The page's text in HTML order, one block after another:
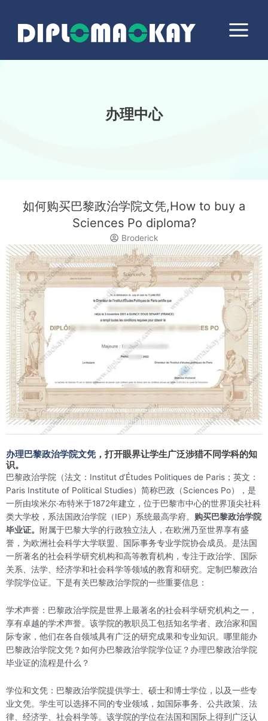
Menu
办理中心
如何购买巴黎政治学院文凭,How to buy a
Sciences Po diploma?
Broderick
办理巴黎政治学院文凭 ，打开眼界让学生广泛涉猎不同学科的知
识。
巴黎政治学院（法文：Institut d’Études Politiques de Paris；英文：
Paris Institute of Political Studies）简称巴政（Sciences Po），是
一所由埃米尔·布特米于1872年建立，位于巴黎市中心的世界顶尖社科
类大学校，系法国政治学院（IEP）系统最高学府。 购买巴黎政治学院
毕业证。
附属于巴黎大学的行政独立法人，在欧洲乃至世界享有盛
誉，为欧洲社会科学大学联盟、国际事务专业学院协会成员。是法国
一所著名的社会科学研究机构和高等教育机构，专注于政治学、国际
关系、法学、经济学和社会科学等领域的教育和研究。定制巴黎政治
学院学位证。下是有关巴黎政治学院的一些重要信息：
学术声誉：巴黎政治学院是世界上最著名的社会科学研究机构之一，
享有卓越的学术声誉。该学院的教职员工包括知名学者、政治家和国
际专家，他们在各自领域具有广泛的研究成果和专业知识。哪里能办
巴黎政治学院文凭？如何办巴黎政治学院学位证？办理巴黎政治学院
毕业证的流程是什么？
学位和文凭：巴黎政治学院提供学士、硕士和博士学位，以及一些专
业文凭。学生可以选择不同的专业领域，如国际事务、公共政策、法
律、经济学、社会科学等。该学院的学位在法国和国际上得到广泛认